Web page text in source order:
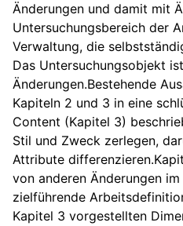
Änderungen und damit mit
Untersuchungsbereich der
Verwaltung, die
Das Untersuchungsobjekt
Änderungen.Bestehende
Kapiteln 2 und 3 in eine
Content (Kapitel 3)
Stil und Zweck zerlegen,
Attribute
von anderen Änderungen
zielführende
Kapitel 3 vorgestellten